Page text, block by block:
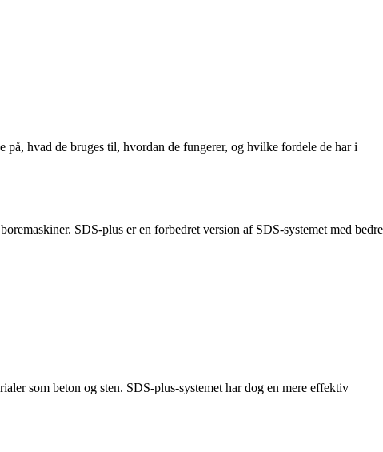
hvad de bruges til, hvordan de fungerer, og hvilke fordele de har i
SDS-plus er en forbedret version af SDS-systemet med bedre
som beton og sten. SDS-plus-systemet har dog en mere effektiv